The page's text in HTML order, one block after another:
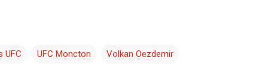
UFC UFC Moncton Volkan Oezdemir